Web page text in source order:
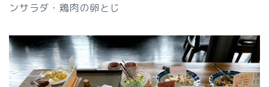
ンサラダ・鶏肉の卵とじ